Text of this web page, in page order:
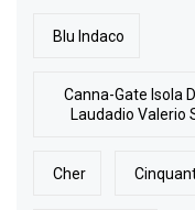
Blu Indaco
Canna-Gate Isola
Laudadio Valerio
Cher